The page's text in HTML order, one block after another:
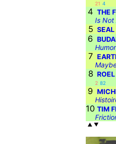
21 4
4 THE
Is Not
5 SEAL
6
7
8
2 82
9
10 TIM